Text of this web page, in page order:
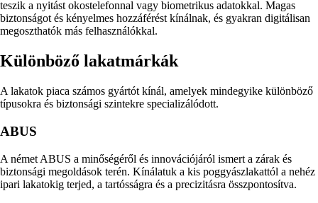
teszik a nyitást okostelefonnal vagy biometrikus adatokkal. Magas
biztonságot és kényelmes hozzáférést kínálnak, és gyakran digitálisan
megoszthatók más felhasználókkal.
Különböző lakatmárkák
A lakatok piaca számos gyártót kínál, amelyek mindegyike különböző
típusokra és biztonsági szintekre specializálódott.
ABUS
A német ABUS a minőségéről és innovációjáról ismert a zárak és
biztonsági megoldások terén. Kínálatuk a kis poggyászlakattól a nehéz
ipari lakatokig terjed, a tartósságra és a precizitásra összpontosítva.